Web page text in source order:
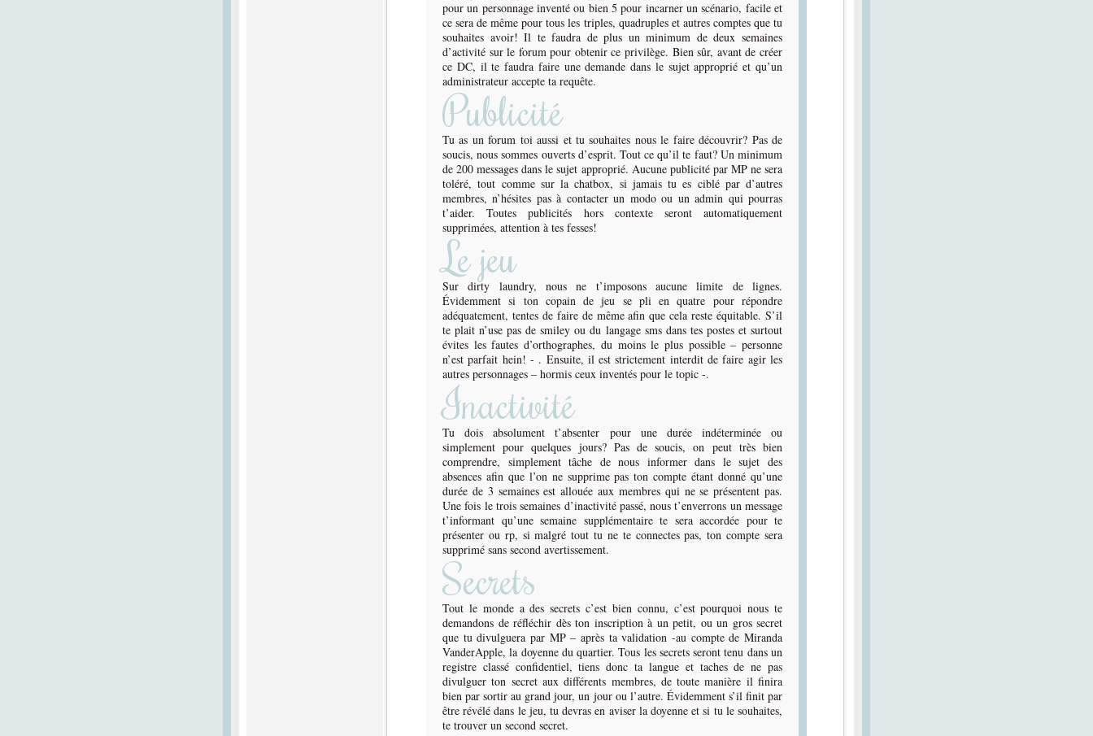
pour un personnage inventé ou bien 5 pour incarner un scénario, facile et
ce sera de même pour tous les triples, quadruples et autres comptes que tu
souhaites avoir! Il te faudra de plus un minimum de deux semaines
d’activité sur le forum pour obtenir ce privilège. Bien sûr, avant de créer
ce DC, il te faudra faire une demande dans le sujet approprié et qu’un
administrateur accepte ta requête.
Publicité
Tu as un forum toi aussi et tu souhaites nous le faire découvrir? Pas de
soucis, nous sommes ouverts d’esprit. Tout ce qu’il te faut? Un minimum
de 200 messages dans le sujet approprié. Aucune publicité par MP ne sera
toléré, tout comme sur la chatbox, si jamais tu es ciblé par d’autres
membres, n’hésites pas à contacter un modo ou un admin qui pourras
t’aider. Toutes publicités hors contexte seront automatiquement
supprimées, attention à tes fesses!
Le jeu
Sur dirty laundry, nous ne t’imposons aucune limite de lignes.
Évidemment si ton copain de jeu se pli en quatre pour répondre
adéquatement, tentes de faire de même afin que cela reste équitable. S’il
te plait n’use pas de smiley ou du langage sms dans tes postes et surtout
évites les fautes d’orthographes, du moins le plus possible – personne
n’est parfait hein! - . Ensuite, il est strictement interdit de faire agir les
autres personnages – hormis ceux inventés pour le topic -.
Inactivité
Tu dois absolument t’absenter pour une durée indéterminée ou
simplement pour quelques jours? Pas de soucis, on peut très bien
comprendre, simplement tâche de nous informer dans le sujet des
absences afin que l’on ne supprime pas ton compte étant donné qu’une
durée de 3 semaines est allouée aux membres qui ne se présentent pas.
Une fois le trois semaines d’inactivité passé, nous t’enverrons un message
t’informant qu’une semaine supplémentaire te sera accordée pour te
présenter ou rp, si malgré tout tu ne te connectes pas, ton compte sera
supprimé sans second avertissement.
Secrets
Tout le monde a des secrets c’est bien connu, c’est pourquoi nous te
demandons de réfléchir dès ton inscription à un petit, ou un gros secret
que tu divulguera par MP – après ta validation -au compte de Miranda
VanderApple, la doyenne du quartier. Tous les secrets seront tenu dans un
registre classé confidentiel, tiens donc ta langue et taches de ne pas
divulguer ton secret aux différents membres, de toute manière il finira
bien par sortir au grand jour, un jour ou l’autre. Évidemment s’il finit par
être révélé dans le jeu, tu devras en aviser la doyenne et si tu le souhaites,
te trouver un second secret.